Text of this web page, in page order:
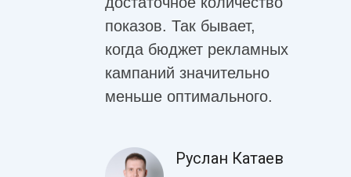
Руслан Катаев
показов. Так бывает,
когда бюджет рекламных
кампаний значительно
меньше оптимального.